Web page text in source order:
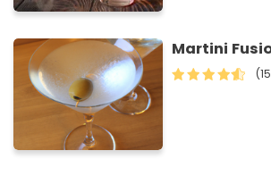
Martini